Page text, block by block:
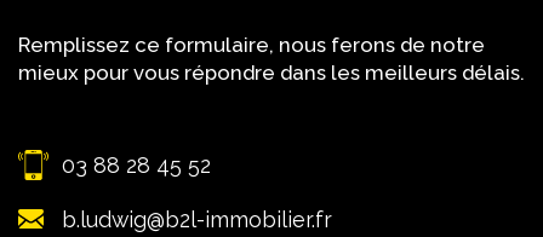
Remplissez ce formulaire, nous ferons de notre
mieux pour vous répondre dans les meilleurs délais.
03 88 28 45 52
b.ludwig@b2l-immobilier.fr